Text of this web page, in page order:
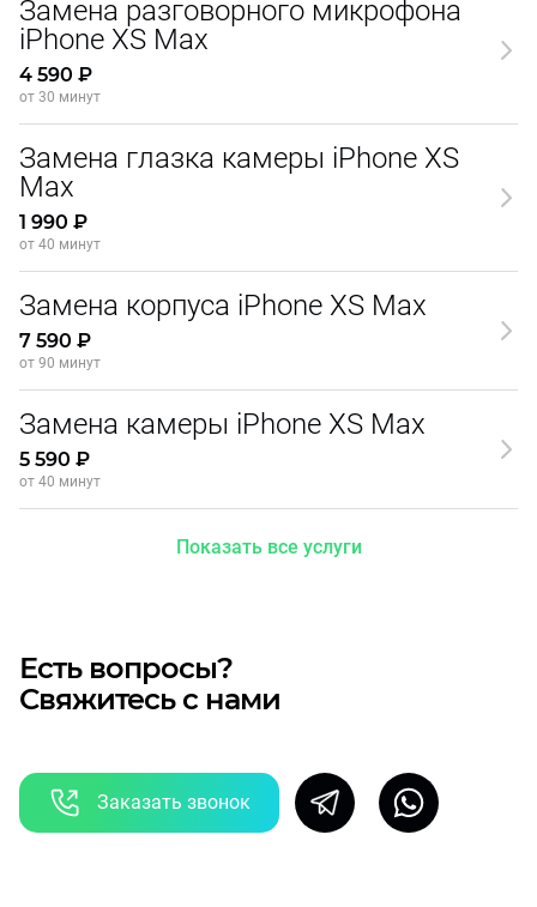
Замена разговорного микрофона
iPhone XS Max
4 590 ₽
от 30 минут
Замена глазка камеры iPhone XS
Max
1 990 ₽
от 40 минут
Замена корпуса iPhone XS Max
7 590 ₽
от 90 минут
Замена камеры iPhone XS Max
5 590 ₽
от 40 минут
Показать все услуги
Есть вопросы?
Свяжитесь с нами
Заказать звонок